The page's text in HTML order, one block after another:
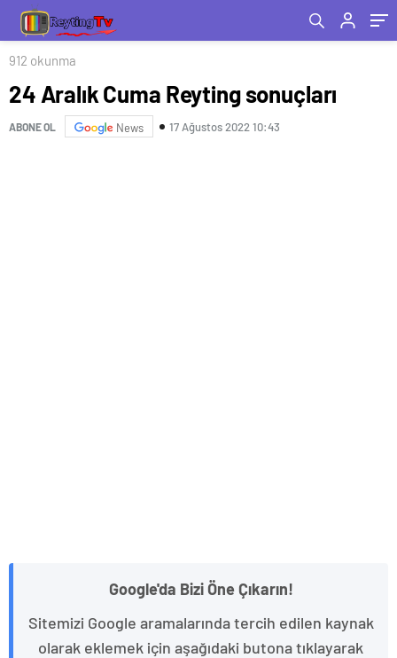
912 okunma
24 Aralık Cuma Reyting sonuçları
ABONE OL News 17 Ağustos 2022 10:43
Google'da Bizi Öne Çıkarın!
Sitemizi Google aramalarında tercih edilen kaynak
olarak eklemek için aşağıdaki butona tıklayarak